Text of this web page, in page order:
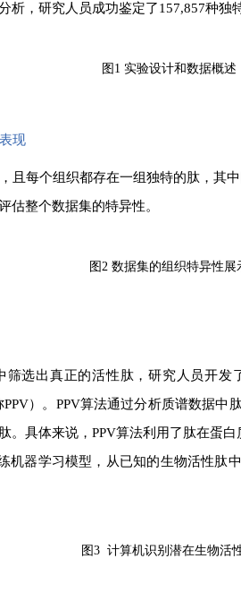
析，研究人员成功鉴定了157,857种独
图1 实验设计和数据概述
现
且每个组织都存在一组独特的肽，其
估整个数据集的特异性。
图2 数据集的组织特异性展
筛选出真正的活性肽，研究人员开
PPV）。PPV算法通过分析质谱数据
。具体来说，PPV算法利用了肽在蛋
机器学习模型，从已知的生物活性肽
图3 计算机识别潜在生物活